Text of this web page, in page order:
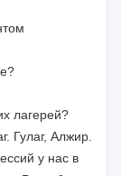
лагерей?
Гулаг, Алжир.
у нас в